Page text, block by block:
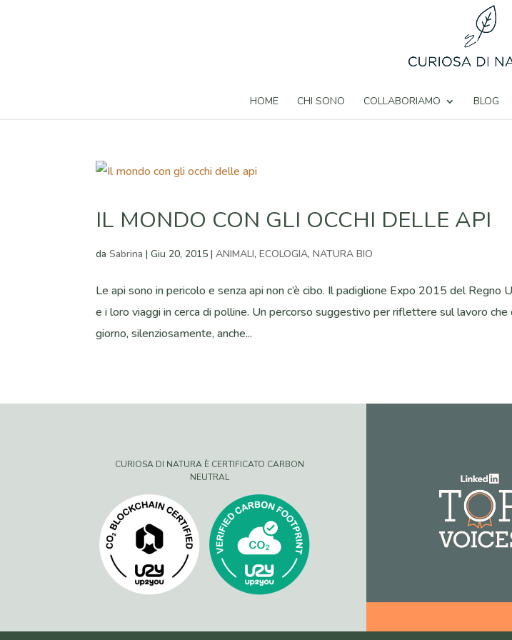
HOME CHI SONO COLLABORIAMO BLOG
IL MONDO CON GLI OCCHI DELLE API
daSabrina |Giu 20, 2015 |ANIMALI,ECOLOGIA,NATURA BIO
Le api sono in pericolo e senza api non c’è cibo. Il padiglione Expo 2015 del Regno
e i loro viaggi in cerca di polline. Un percorso suggestivo per riflettere sul lavoro
giorno, silenziosamente, anche...
CURIOSA DI NATURA È CERTIFICATO CARBON
NEUTRAL